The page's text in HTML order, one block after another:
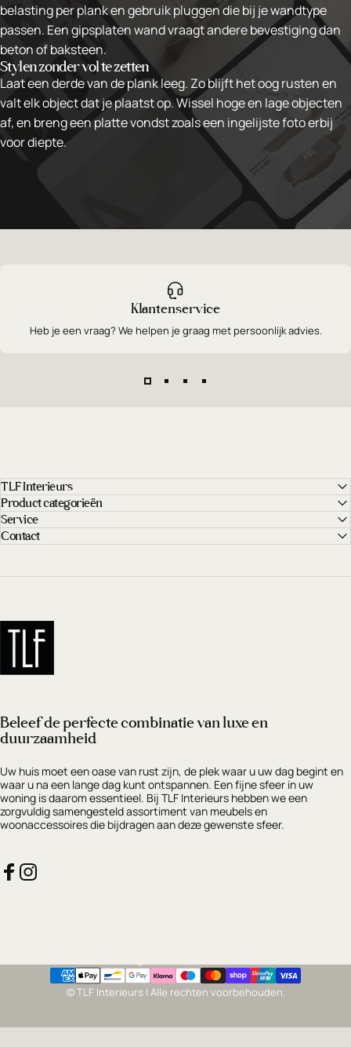
belasting per plank en gebruik pluggen die bij je wandtype
passen. Een gipsplaten wand vraagt andere bevestiging dan
beton of baksteen.
Stylen zonder vol te zetten
Laat een derde van de plank leeg. Zo blijft het oog rusten en
valt elk object dat je plaatst op. Wissel hoge en lage objecten
af, en breng een platte vondst zoals een ingelijste foto erbij
voor diepte.
Klantenservice
Heb je een vraag? We helpen je graag met persoonlijk advies.
TLF Interieurs
Product categorieën
Service
Contact
TLF Interieurs
Beleef de perfecte combinatie van luxe en
duurzaamheid
Uw huis moet een oase van rust zijn, de plek waar u uw dag begint en
waar u na een lange dag kunt ontspannen. Een fijne sfeer in uw
woning is daarom essentieel. Bij TLF Interieurs hebben we een
zorgvuldig samengesteld assortiment van meubels en
woonaccessoires die bijdragen aan deze gewenste sfeer.
© TLF Interieurs | Alle rechten voorbehouden.
Land/regio